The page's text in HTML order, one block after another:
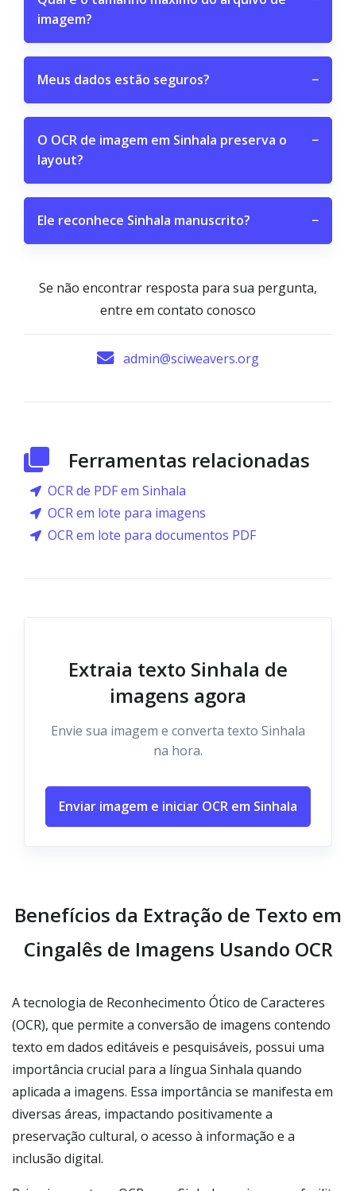
imagem?
Meus dados estão seguros? −
O OCR de imagem em Sinhala preserva o
layout?
−
Ele reconhece Sinhala manuscrito? −
Se não encontrar resposta para sua pergunta,
entre em contato conosco
admin@sciweavers.org
Ferramentas relacionadas
OCR de PDF em Sinhala
OCR em lote para imagens
OCR em lote para documentos PDF
Extraia texto Sinhala de
imagens agora
Envie sua imagem e converta texto Sinhala
na hora.
Enviar imagem e iniciar OCR em Sinhala
Benefícios da Extração de Texto em
Cingalês de Imagens Usando OCR
A tecnologia de Reconhecimento Ótico de Caracteres
(OCR), que permite a conversão de imagens contendo
texto em dados editáveis e pesquisáveis, possui uma
importância crucial para a língua Sinhala quando
aplicada a imagens. Essa importância se manifesta em
diversas áreas, impactando positivamente a
preservação cultural, o acesso à informação e a
inclusão digital.